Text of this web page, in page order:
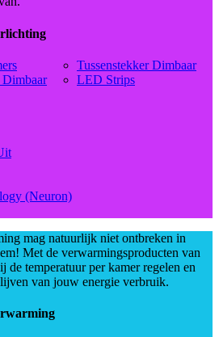
Tussenstekker Dimbaar
LED Strips
(Neuron)
mag natuurlijk niet ontbreken in
Met de verwarmingsproducten van
de temperatuur per kamer regelen en
van jouw energie verbruik.